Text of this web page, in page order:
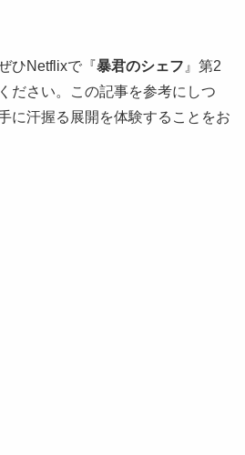
ひNetflixで『暴君のシェフ 』第2
ださい。この記事を参考にしつ
に汗握る展開を体験することをお